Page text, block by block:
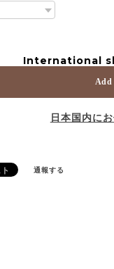
International
日本国内に
通報する